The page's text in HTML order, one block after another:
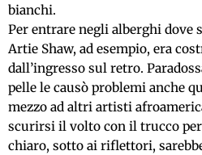
bianchi.
Per entrare negli alberghi dove
Artie Shaw, ad esempio, era
dall’ingresso sul retro.
pelle le causò problemi anche
mezzo ad altri artisti
scurirsi il volto con il trucco
chiaro, sotto ai riflettori,